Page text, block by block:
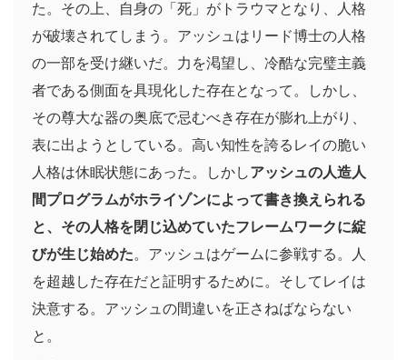
た。その上、自身の「死」がトラウマとなり、人格
が破壊されてしまう。アッシュはリード博士の人格
の一部を受け継いだ。力を渇望し、冷酷な完璧主義
者である側面を具現化した存在となって。しかし、
その尊大な器の奥底で忌むべき存在が膨れ上がり、
表に出ようとしている。高い知性を誇るレイの脆い
人格は休眠状態にあった。しかしアッシュの人造人
間プログラムがホライゾンによって書き換えられる
と、その人格を閉じ込めていたフレームワークに綻
びが生じ始めた。アッシュはゲームに参戦する。人
を超越した存在だと証明するために。そしてレイは
決意する。アッシュの間違いを正さねばならない
と。